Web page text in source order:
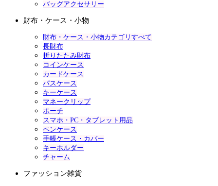
バッグアクセサリー
財布・ケース・小物
財布・ケース・小物カテゴリすべて
長財布
折りたたみ財布
コインケース
カードケース
パスケース
キーケース
マネークリップ
ポーチ
スマホ・PC・タブレット用品
ペンケース
手帳ケース・カバー
キーホルダー
チャーム
ファッション雑貨